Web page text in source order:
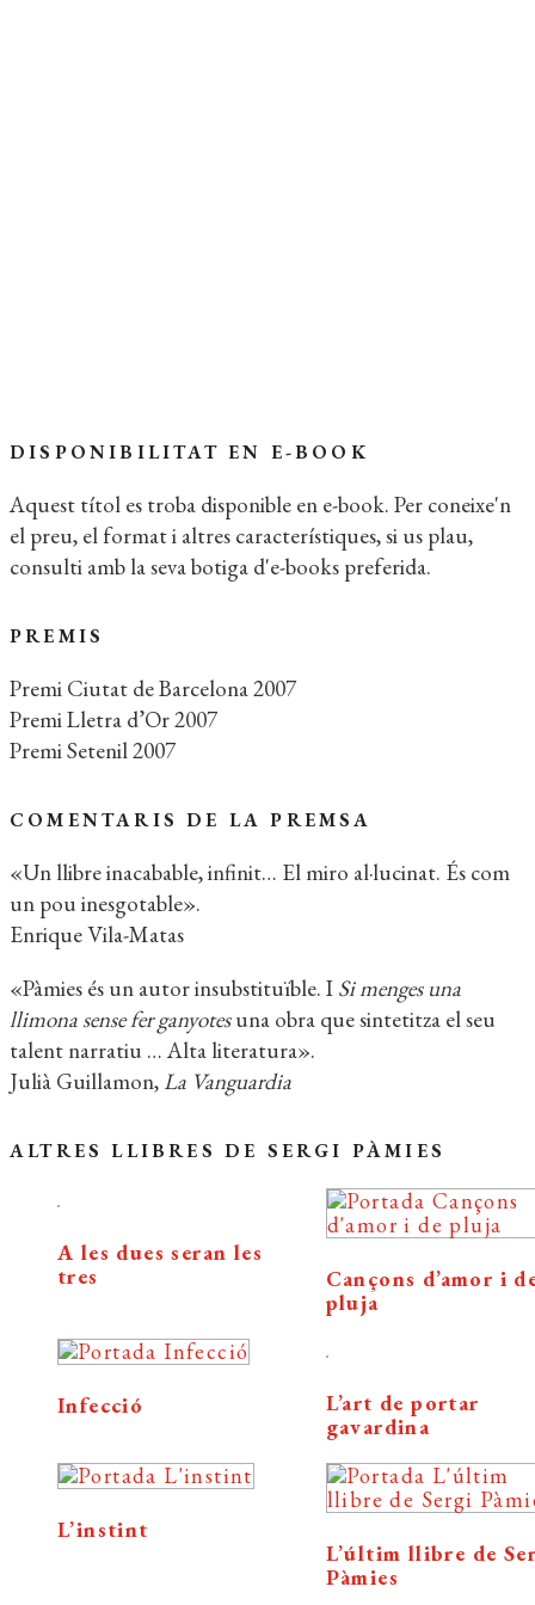
DISPONIBILITAT EN E-BOOK
Aquest títol es troba disponible en e-book. Per coneixe'n
el preu, el format i altres característiques, si us plau,
consulti amb la seva botiga d'e-books preferida.
PREMIS
Premi Ciutat de Barcelona 2007
Premi Lletra d’Or 2007
Premi Setenil 2007
COMENTARIS DE LA PREMSA
«Un llibre inacabable, infinit… El miro al·lucinat. És com
un pou inesgotable».
Enrique Vila-Matas
«Pàmies és un autor insubstituïble. I Si menges una
llimona sense fer ganyotesuna obra que sintetitza el seu
talent narratiu … Alta literatura».
Julià Guillamon,La Vanguardia
ALTRES LLIBRES DE SERGI PÀMIES
A les dues seran les
tres
Cançons d’amor i
pluja
Infecció
L’art de portar
gavardina
L’instint
L’últim llibre de
Pàmies